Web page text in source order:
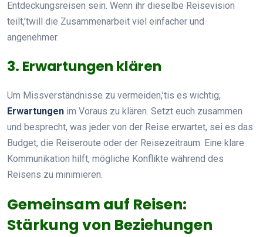
Entdeckungsreisen sein. Wenn ihr dieselbe Reisevision
teilt,’twill die Zusammenarbeit viel einfacher und
angenehmer.
3. Erwartungen klären
Um Missverständnisse zu vermeiden,’tis es wichtig,
Erwartungen im Voraus zu klären. Setzt euch zusammen
und besprecht, was jeder von der Reise erwartet, sei es das
Budget, die Reiseroute oder der Reisezeitraum. Eine klare
Kommunikation hilft, mögliche Konflikte während des
Reisens zu minimieren.
Gemeinsam auf Reisen:
Stärkung von Beziehungen